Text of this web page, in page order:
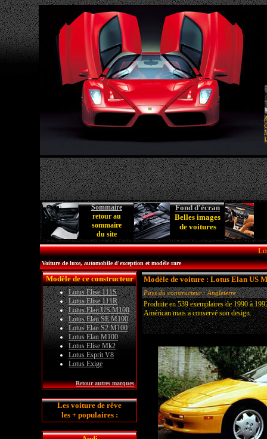
Sommaire
retour au
sommaire
du site
Fond d'écran
Belles images
de voitures
Voiture de luxe, automobile d'exception et modèle rare
Modèle de ce constructeur
Lotus Elise 111S
Lotus Elise 111R
Lotus Elan US M100
Lotus Elan SE M100
Lotus Elan S2 M100
Lotus Elan M100
Lotus Elise Mk2
Lotus Esprit V8
Lotus Exige
Retour autres marques
Les voiture de rêve
les + populaires :
Modèle de voiture : Lotus Elan US
Pays du constructeur : Angleterre
Produite en 539 exemplaires de 1990 à
Américan mais a conservé son design.